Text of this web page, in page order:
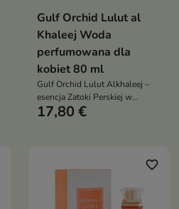
Gulf Orchid Lulut al
Khaleej Woda
perfumowana dla
kobiet 80 ml
Gulf Orchid Lulut Alkhaleej –
esencja Zatoki Perskiej w
eleganckim wydaniu. Świeża
a bazę domyka suche drewno i
17,80 €
favorite_border